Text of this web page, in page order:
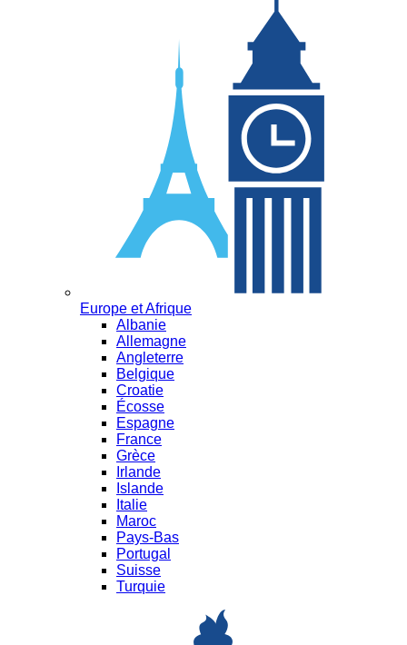
Europe et Afrique
Albanie
Allemagne
Angleterre
Belgique
Croatie
Écosse
Espagne
France
Grèce
Irlande
Islande
Italie
Maroc
Pays-Bas
Portugal
Suisse
Turquie